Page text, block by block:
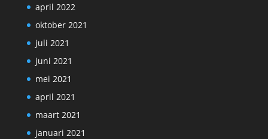
april 2022
oktober 2021
juli 2021
juni 2021
mei 2021
april 2021
maart 2021
januari 2021